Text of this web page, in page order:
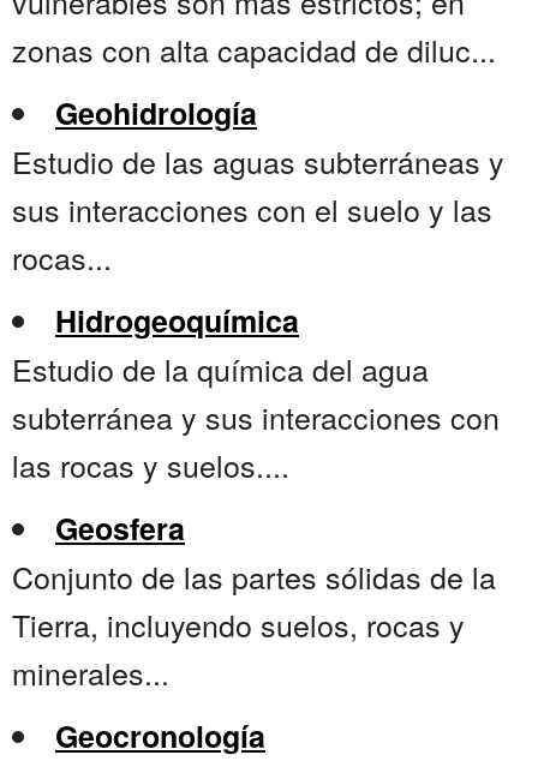
zonas con alta capacidad de diluc...
Geohidrología
Estudio de las aguas subterráneas y
sus interacciones con el suelo y las
rocas...
Hidrogeoquímica
Estudio de la química del agua
subterránea y sus interacciones con
las rocas y suelos....
Geosfera
Conjunto de las partes sólidas de la
Tierra, incluyendo suelos, rocas y
minerales...
Geocronología